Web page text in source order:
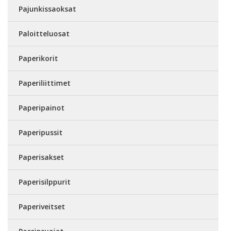
Pajunkissaoksat
Paloitteluosat
Paperikorit
Paperiliittimet
Paperipainot
Paperipussit
Paperisakset
Paperisilppurit
Paperiveitset